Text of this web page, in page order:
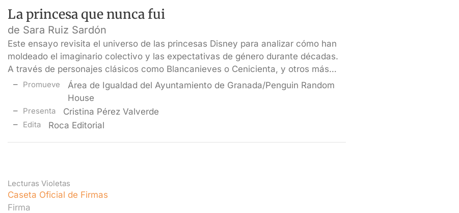
La princesa que nunca fui
de Sara Ruiz Sardón
Este ensayo revisita el universo de las princesas Disney para analizar cómo han
moldeado el imaginario colectivo y las expectativas de género durante décadas.
A través de personajes clásicos como Blancanieves o Cenicienta, y otros más…
Promueve
Área de Igualdad del Ayuntamiento de Granada/Penguin Random
House
Presenta Cristina Pérez Valverde
Edita Roca Editorial
Lecturas Violetas
Caseta Oficial de Firmas
Firma